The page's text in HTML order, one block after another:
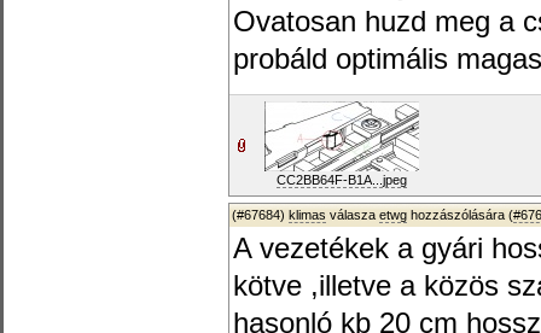
Ovatosan huzd meg a
probáld optimális
CC2BB64F-B1A...jpeg
(#67684) klimas válasza etwg hozzászólására (
A vezetékek a gyári
kötve ,illetve a közös
hasonló kb 20 cm